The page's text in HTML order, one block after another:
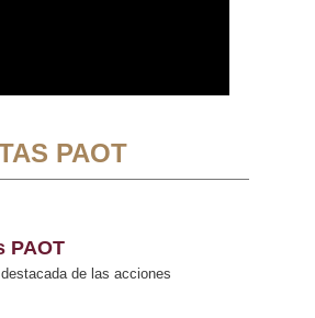
PAOT
PAOT
destacada de las acciones